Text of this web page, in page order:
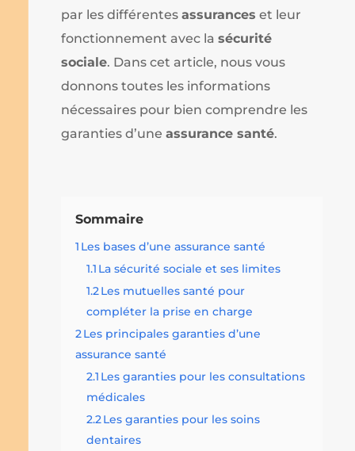
par les différentesassurances et leur
fonctionnement avec lasécurité
sociale. Dans cet article, nous vous
donnons toutes les informations
nécessaires pour bien comprendre les
garanties d’uneassurance santé.
Sommaire
1 Les bases d’une assurance santé
1.1 La sécurité sociale et ses limites
1.2Les mutuelles santé pour
compléter la prise en charge
2Les principales garanties d’une
assurance santé
2.1 Les garanties pour les consultations
médicales
2.2Les garanties pour les soins
dentaires